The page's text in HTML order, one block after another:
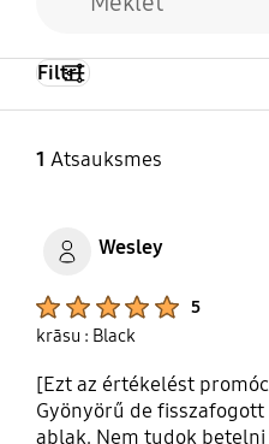
1 Atsauksmes
Filtri
Wesley
5
krāsu : Black
[Ezt az értékelést
Gyönyörű de
ablak. Nem tudok betelni